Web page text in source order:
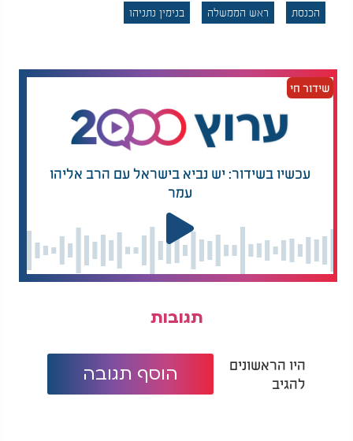
הכנסת ראש הממשלה בנימין נתניהו
שידור חי
עכשיו בשידור: יש נביא בישראל עם הרב אליהו
עמר
תגובות
היו הראשונים
להגיב
הוסף תגובה